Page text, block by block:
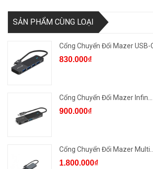
SẢN PHẨM CÙNG LOẠI
Cổng Chuyển Đổi Mazer USB-
830.000₫
Cổng Chuyển Đổi Mazer Infin...
900.000₫
Cổng Chuyển Đổi Mazer Multi...
1.800.000₫